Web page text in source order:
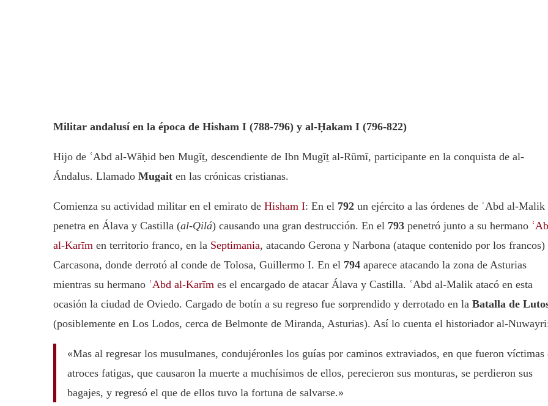
Militar andalusí en la época de Hisham I (788-796) y al-Ḥakam I (796-822)
Hijo de ʿAbd al-Wāḥid ben Mugīṯ, descendiente de Ibn Mugīṯ al-Rūmī, participante en la conquista de al-
Ándalus. Llamado Mugait en las crónicas cristianas.
Comienza su actividad militar en el emirato de Hisham I: En el 792 un ejército a las órdenes de ʿAbd al-Malik
penetra en Álava y Castilla (al-Qilá) causando una gran destrucción. En el 793 penetró junto a su hermano
al-Karīm en territorio franco, en la Septimania, atacando Gerona y Narbona (ataque contenido por los francos)
Carcasona, donde derrotó al conde de Tolosa, Guillermo I. En el 794 aparece atacando la zona de Asturias
mientras su hermano ʿAbd al-Karīm es el encargado de atacar Álava y Castilla. ʿAbd al-Malik atacó en esta
ocasión la ciudad de Oviedo. Cargado de botín a su regreso fue sorprendido y derrotado en la Batalla de
(posiblemente en Los Lodos, cerca de Belmonte de Miranda, Asturias). Así lo cuenta el historiador al-
«Mas al regresar los musulmanes, condujéronles los guías por caminos extraviados, en que fueron víctimas
atroces fatigas, que causaron la muerte a muchísimos de ellos, perecieron sus monturas, se perdieron sus
bagajes, y regresó el que de ellos tuvo la fortuna de salvarse.»